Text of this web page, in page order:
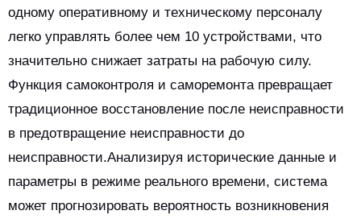
одному оперативному и техническому персоналу
легко управлять более чем 10 устройствами, что
значительно снижает затраты на рабочую силу.
Функция самоконтроля и саморемонта превращает
традиционное восстановление после неисправности
в предотвращение неисправности до
неисправности.Анализируя исторические данные и
параметры в режиме реального времени, система
может прогнозировать вероятность возникновения